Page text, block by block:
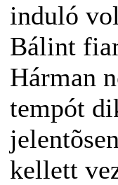
induló
Bálint
Hárman
tempót
kellett